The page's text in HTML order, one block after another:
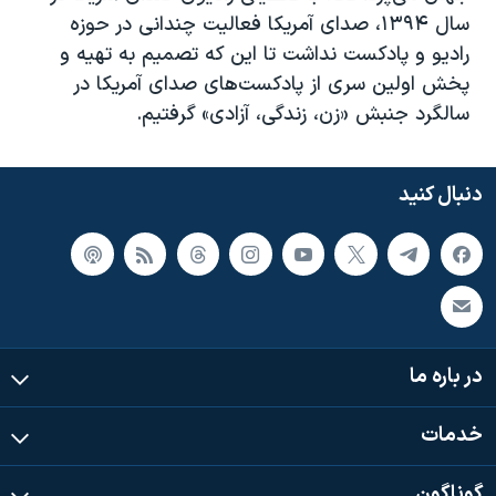
فرهنگ و زندگی
حقوق شهروندی
اقتصادی
آرشیو پخش زنده
مستندها
انتخابات ریاست جمهوری آمریکا ۲۰۲۴
حمله جمهوری اسلامی به اسرائیل
مجموعه مستندهای دادخواهی
تریبونال مردمی آبان ۹۸
چهل سال گروگان‌گیری
دنبال کنید
زبانهای مختلف
سال ۱۳۹۴، صدای آمریکا فعالیت چندانی در حوزه
رادیو و پادکست نداشت تا این که تصمیم به تهیه و
پخش اولین سری از پادکست‌های صدای آمریکا در
سالگرد جنبش «زن، زندگی، آزادی» گرفتیم.
دنبال کنید
در باره ما
خدمات